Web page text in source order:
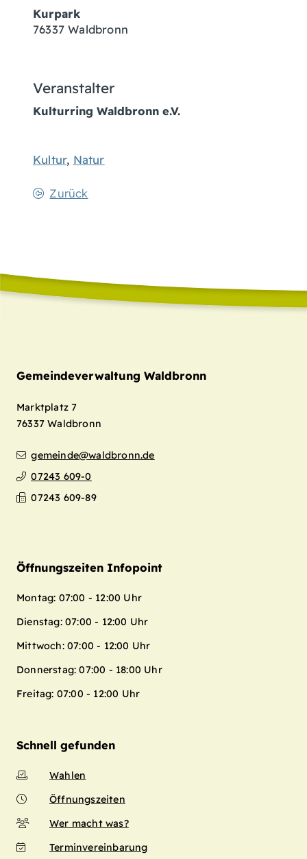
Kurpark
76337 Waldbronn
Veranstalter
Kulturring Waldbronn e.V.
Kultur, Natur
Zurück
Gemeindeverwaltung Waldbronn
Marktplatz 7
76337 Waldbronn
gemeinde@waldbronn.de
07243 609-0
07243 609-89
Öffnungszeiten Infopoint
Montag: 07:00 - 12:00 Uhr
Dienstag: 07:00 - 12:00 Uhr
Mittwoch: 07:00 - 12:00 Uhr
Donnerstag: 07:00 - 18:00 Uhr
Freitag: 07:00 - 12:00 Uhr
Schnell gefunden
Wahlen
Öffnungszeiten
Wer macht was?
Terminvereinbarung